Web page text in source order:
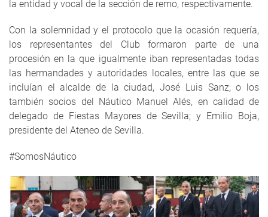
la entidad y vocal de la sección de remo, respectivamente.
Con la solemnidad y el protocolo que la ocasión requería,
los representantes del Club formaron parte de una
procesión en la que igualmente iban representadas todas
las hermandades y autoridades locales, entre las que se
incluían el alcalde de la ciudad, José Luis Sanz; o los
también socios del Náutico Manuel Alés, en calidad de
delegado de Fiestas Mayores de Sevilla; y Emilio Boja,
presidente del Ateneo de Sevilla.
#SomosNáutico